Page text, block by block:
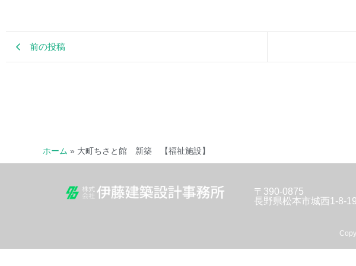
前の投稿
ホーム » 大町ちさと館 新築 【福祉施設】
〒390-0875
長野県松本市城西1-8-19